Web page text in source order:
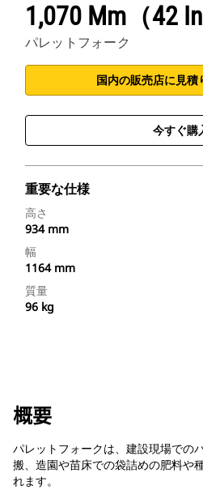
1,070 Mm（42 In
パレットフォーク
国内の販売店に見積
今すぐ購
重要な仕様
高さ
934 mm
幅
1164 mm
質量
96 kg
概要
パレットフォークは、建設現場での
搬、造園や苗床での袋詰めの肥料や
れます。